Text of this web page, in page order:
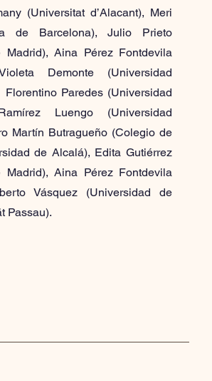
(Universitat d’Alacant), Meri
de Barcelona), Julio Prieto
Madrid), Aina Pérez Fontdevila
Demonte (Universidad
Paredes (Universidad
Luengo (Universidad
Martín Butragueño (Colegio de
de Alcalá), Edita Gutiérrez
Madrid), Aina Pérez Fontdevila
Vásquez (Universidad de
Passau).